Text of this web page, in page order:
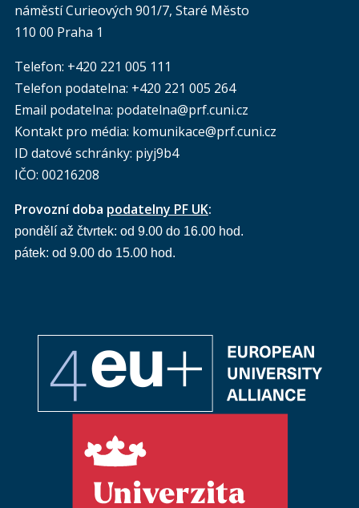
náměstí Curieových 901/7, Staré Město
110 00 Praha 1
Telefon: +420 221 005 111
Telefon podatelna: +420 221 005 264
Email podatelna: podatelna@prf.cuni.cz
Kontakt pro média: komunikace@prf.cuni.cz
ID datové schránky: piyj9b4
IČO: 00216208
Provozní doba podatelny PF UK:
pondělí až čtvrtek: od 9.00 do 16.00 hod.
pátek: od 9.00 do 15.00 hod.